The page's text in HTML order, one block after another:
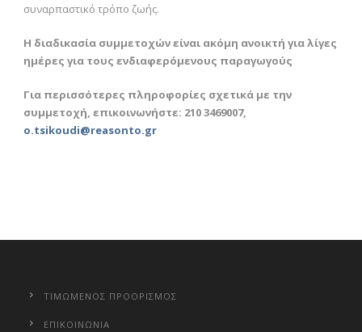
συναρπαστικό τρόπο ζωής.
Η διαδικασία συμμετοχών είναι ακόμη ανοικτή για λίγες
ημέρες για τους ενδιαφερόμενους παραγωγούς
Για περισσότερες πληροφορίες σχετικά με την
συμμετοχή, επικοινωνήστε: 210 3469007,
o.tsikoudi@reasonto.gr
ΤΙΜΩΜΕΝΟΣ ΠΡΟΟΡΙΣΜΟΣ
ΕΠΙΚΟΙΝΩΝΙΑ